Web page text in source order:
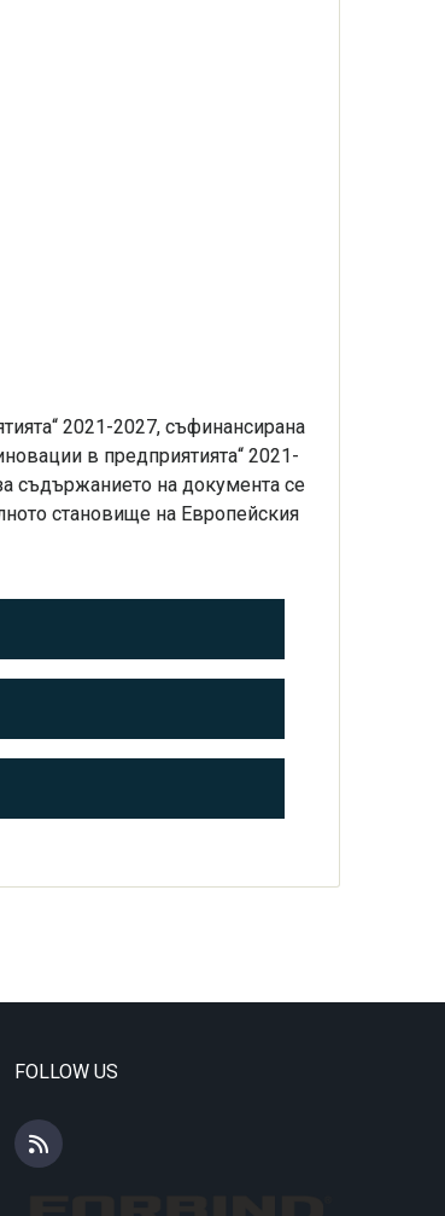
2021-2027, съфинансирана
в предприятията“ 2021-
съдържанието на документа се
становище на Европейския
FOLLOW US